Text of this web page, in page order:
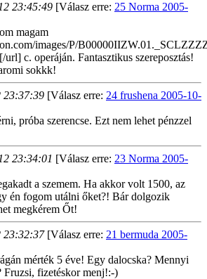
23:45:49 [Válasz erre: 25 Norma 2005-
magam
images/P/
c. operáján. Fantasztikus szereposztás!
sokkk!
23:37:39 [Válasz erre: 24 frushena 2005-10-
próba szerencse. Ezt nem lehet pénzzel
23:34:01 [Válasz erre: 23 Norma 2005-
a szemem. Ha akkor volt 1500, az
én fogom utálni őket?! Bár dolgozik
megkérem Őt!
23:32:37[Válasz erre: 21 bermuda 2005-
mérték 5 éve! Egy dalocska? Mennyi
Fruzsi, fizetéskor menj!:-)